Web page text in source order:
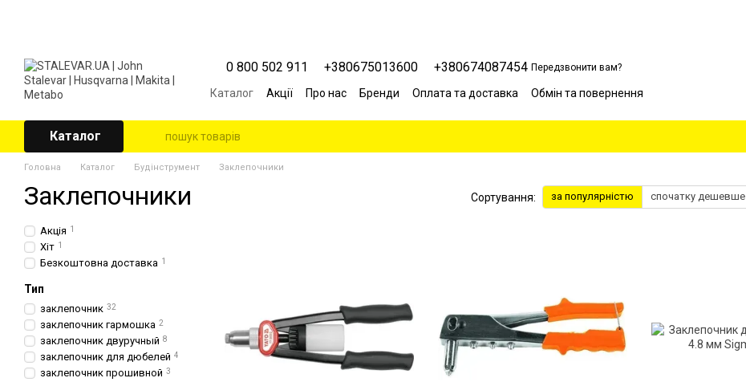
0 800 502 911 +380675013600 +380674087454 Передзвонити вам?
Каталог Акції Про нас Бренди Оплата та доставка
Обмін та повернення
Каталог
Головна Каталог Будінструмент Заклепочники
Заклепочники Сортування: за популярністю спочатку дешевше
Акція 1
Хіт 1
Безкоштовна доставка 1
Тип
заклепочник 32
заклепочник гармошка 2
заклепочник двуручный 8
заклепочник для дюбелей 4
заклепочник прошивной 3